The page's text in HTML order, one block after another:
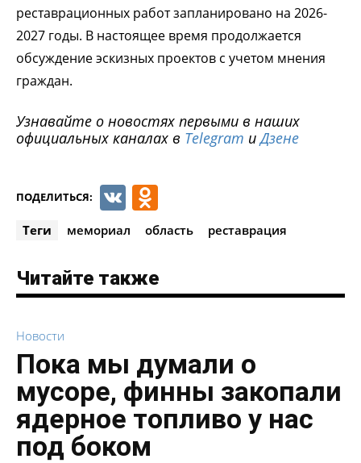
реставрационных работ запланировано на 2026-
2027 годы. В настоящее время продолжается
обсуждение эскизных проектов с учетом мнения
граждан.
Узнавайте о новостях первыми в наших
официальных каналах в Telegram иДзене
ПОДЕЛИТЬСЯ: VK
Теги мемориал область реставрация
Читайте также
Новости
Пока мы думали о
мусоре, финны закопали
ядерное топливо у нас
под боком